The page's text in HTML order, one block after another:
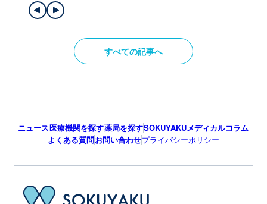
すべての記事へ
ニュース医療機関を探す薬局を探すSOKUYAKUメディカルコラム
よくある質問お問い合わせプライバシーポリシー